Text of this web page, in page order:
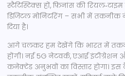
स्टैटिस्टिक्स हों, फ़िनांस की रियल‑टाइम
डिजिटल मोनिटरिंग – सभी में तकनीक
दिया है।
आगे चलकर हम देखेंगे कि भारत में
होंगी। नई 5G नेटवर्क, एआई इंटीग्रेशन
कनेक्टेड अनुभवों का विस्तार होगा।